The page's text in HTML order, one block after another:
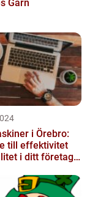
Garn
i Örebro:
till effektivitet
i ditt företags